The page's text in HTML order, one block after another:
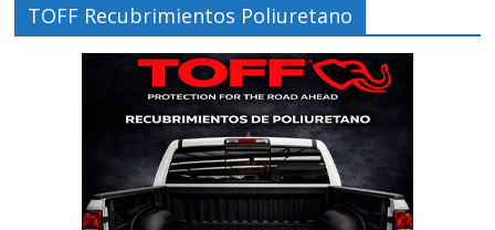
TOFF Recubrimientos Poliuretano